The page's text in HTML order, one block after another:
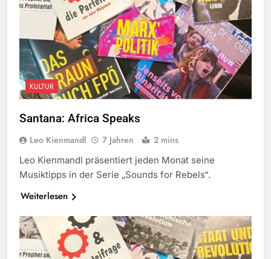
KULTUR
Santana: Africa Speaks
Leo Kienmandl 7 Jahren 2 mins
Leo Kienmandl präsentiert jeden Monat seine
Musiktipps in der Serie „Sounds for Rebels“.
Weiterlesen